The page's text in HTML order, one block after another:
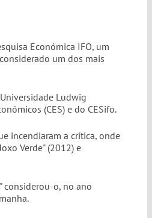
Económica IFO, um
um dos mais
Ludwig
(CES) e do CESifo.
incendiaram a crítica, onde
Verde" (2012) e
considerou-o, no ano